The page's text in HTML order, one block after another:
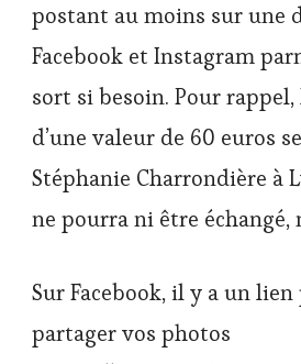
postant au moins sur une
Facebook et Instagram
sort si besoin. Pour rappel,
d’une valeur de 60 euros
Stéphanie Charrondière à
ne pourra ni être échangé,
Sur Facebook, il y a un
partager vos photos